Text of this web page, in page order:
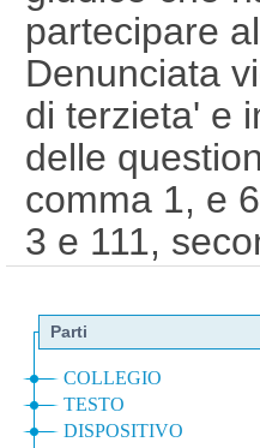
partecipare
Denunciata
di terzieta' e
delle
comma 1, e
3 e 111,